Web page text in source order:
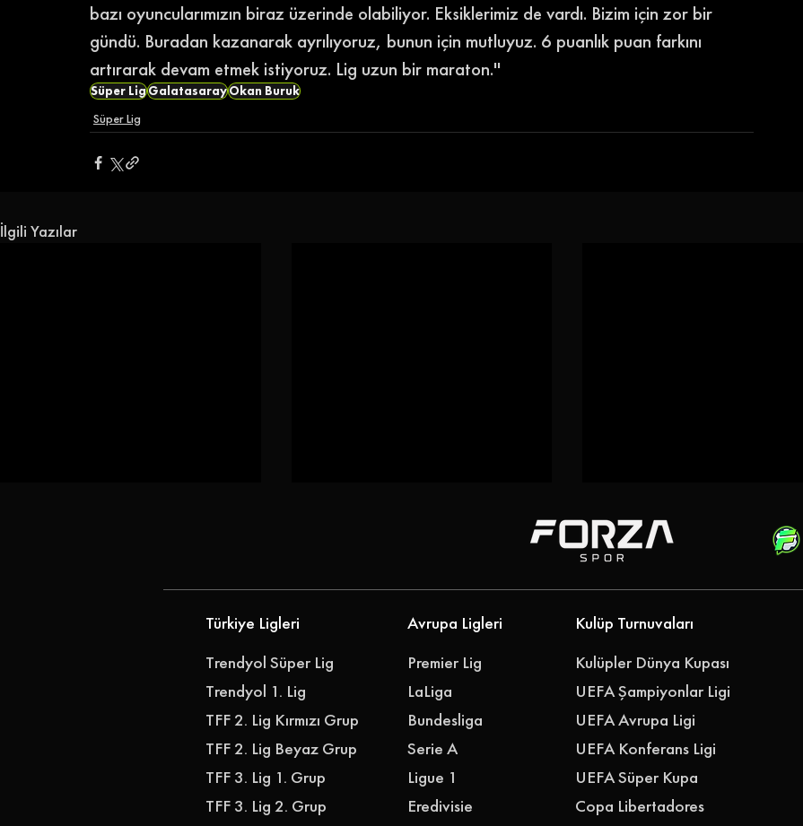
bazı oyuncularımızın biraz üzerinde olabiliyor. Eksiklerimiz de vardı. Bizim için zor bir
gündü. Buradan kazanarak ayrılıyoruz, bunun için mutluyuz. 6 puanlık puan farkını
artırarak devam etmek istiyoruz. Lig uzun bir maraton.''
Süper LigGalatasarayOkan Buruk
Süper Lig
İlgili Yazılar
Göztepe, Ibrahim Sabra'yı
Gençlerbirliği Gökhan
Akkan'ı Renklerine Bağladı
Emre Belözoğlu
Antalyaspor'a Geri Döndü |
''Geleceğimizi Birlikte
Yazalım''
Türkiye Ligleri
Trendyol Süper Lig
Trendyol 1. Lig
TFF 2. Lig Kırmızı Grup
TFF 2. Lig Beyaz Grup
TFF 3. Lig 1. Grup
TFF 3. Lig 2. Grup
Avrupa Ligleri
Premier Lig
LaLiga
Bundesliga
Serie A
Ligue 1
Eredivisie
Kulüp Turnuvaları
Kulüpler Dünya Kupası
UEFA Şampiyonlar Ligi
UEFA Avrupa Ligi
UEFA Konferans Ligi
UEFA Süper Kupa
Copa Libertadores